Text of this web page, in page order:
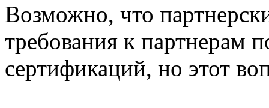
Возможно, что
требования к партнерам
сертификаций, но этот